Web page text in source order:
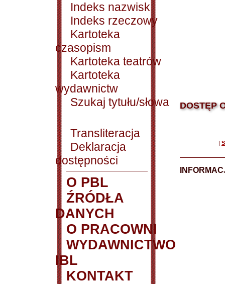
Indeks nazwisk
Indeks rzeczowy
Kartoteka
czasopism
Kartoteka teatrów
Kartoteka
wydawnictw
Szukaj tytułu/słowa
Transliteracja
Deklaracja
dostępności
O PBL
ŹRÓDŁA
DANYCH
O PRACOWNI
WYDAWNICTWO
IBL
KONTAKT
DOSTĘP
|